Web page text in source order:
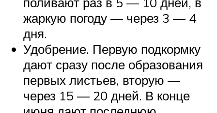
жаркую погоду — через 3 — 4
дня.
Удобрение. Первую подкормку
дают сразу после образования
первых листьев, вторую —
через 15 — 20 дней. В конце